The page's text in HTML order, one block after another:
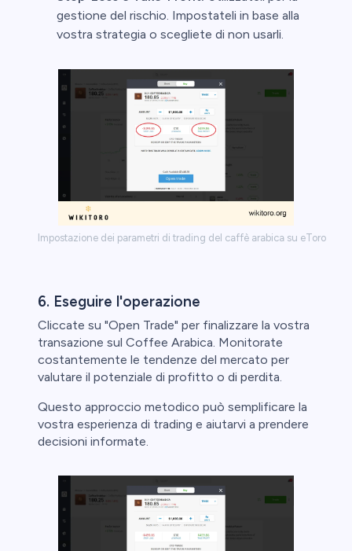
gestione del rischio. Impostateli in base alla
vostra strategia o scegliete di non usarli.
Impostazione dei parametri di trading del caffè arabica su eToro
6. Eseguire l'operazione
Cliccate su "Open Trade" per finalizzare la vostra
transazione sul Coffee Arabica. Monitorate
costantemente le tendenze del mercato per
valutare il potenziale di profitto o di perdita.
Questo approccio metodico può semplificare la
vostra esperienza di trading e aiutarvi a prendere
decisioni informate.